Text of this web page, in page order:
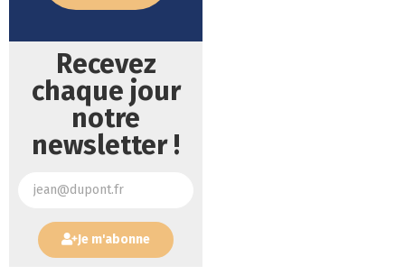
Recevez
chaque jour
notre
newsletter !
Je m'abonne